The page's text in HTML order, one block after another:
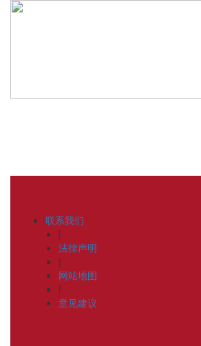
联系我们
|
法律声明
|
网站地图
|
意见建议